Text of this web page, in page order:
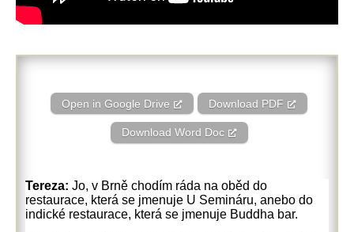
Open in Google Drive Download PDF
Download Word Doc
Tereza:Jo, v Brně chodím ráda na oběd do
restaurace, která se jmenuje U Semináru, anebo do
indické restaurace, která se jmenuje Buddha bar.